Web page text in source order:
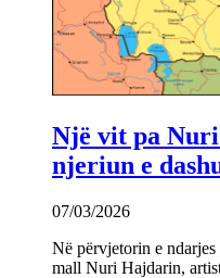
Një vit pa
njeriun e
07/03/2026
Në përvjetorin e
mall Nuri Hajdarin,